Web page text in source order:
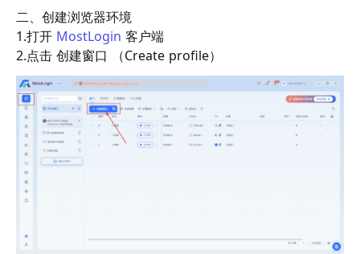
二、创建浏览器环境
1.打开 MostLogin 客户端
2.点击 创建窗口 （Create profile）